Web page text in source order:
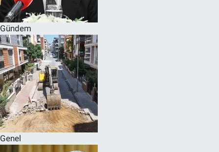
Gündem
Genel